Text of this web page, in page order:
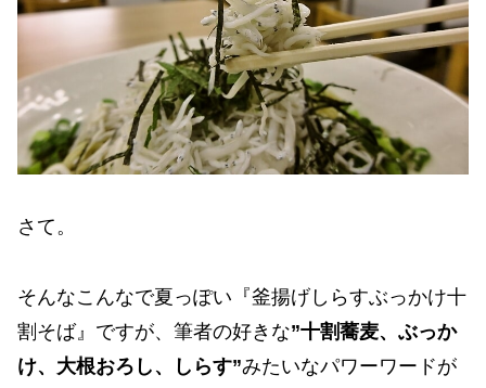
さて。
そんなこんなで夏っぽい『釜揚げしらすぶっかけ十
割そば』ですが、筆者の好きな”十割蕎麦、ぶっか
け、大根おろし、しらす”みたいなパワーワードが